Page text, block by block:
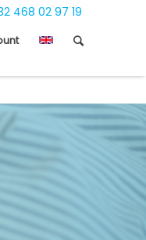
468 02 97 19